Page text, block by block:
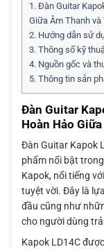
1. Đàn Guitar
Giữa Âm Thanh và
2. Hướng dẫn sử
3. Thông số kỹ
4. Nguồn gốc và
5. Thông tin sản
Đàn Guitar
Hoàn Hảo
Đàn Guitar Kapok
phẩm nổi bật
Kapok, nổi tiếng
tuyệt vời. Đây là
đầu cũng như
cho người dùng
Kapok LD14C